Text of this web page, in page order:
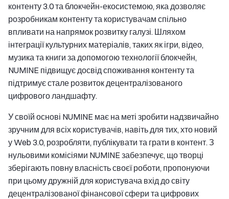
контенту 3.0 та блокчейн-екосистемою, яка дозволяє
розробникам контенту та користувачам спільно
впливати на напрямок розвитку галузі. Шляхом
інтеграції культурних матеріалів, таких як ігри, відео,
музика та книги за допомогою технології блокчейн,
NUMINE підвищує досвід споживання контенту та
підтримує стале розвиток децентралізованого
цифрового ландшафту.
У своїй основі NUMINE має на меті зробити надзвичайно
зручним для всіх користувачів, навіть для тих, хто новий
у Web 3.0, розробляти, публікувати та грати в контент. З
нульовими комісіями NUMINE забезпечує, що творці
зберігають повну власність своєї роботи, пропонуючи
при цьому дружній для користувача вхід до світу
децентралізованої фінансової сфери та цифрових